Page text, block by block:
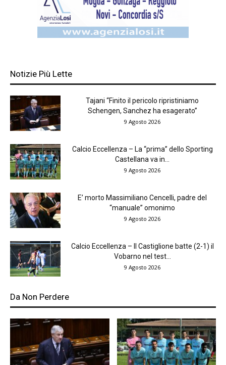
Notizie Più Lette
Tajani “Finito il pericolo ripristiniamo
Schengen, Sanchez ha esagerato”
9 Agosto 2026
Calcio Eccellenza – La “prima” dello Sporting
Castellana va in...
9 Agosto 2026
E’ morto Massimiliano Cencelli, padre del
“manuale” omonimo
9 Agosto 2026
Calcio Eccellenza – Il Castiglione batte (2-1) il
Vobarno nel test...
9 Agosto 2026
Da Non Perdere